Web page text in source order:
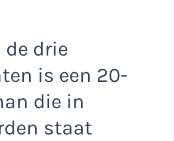
de drie
is een 20-
die in
staat